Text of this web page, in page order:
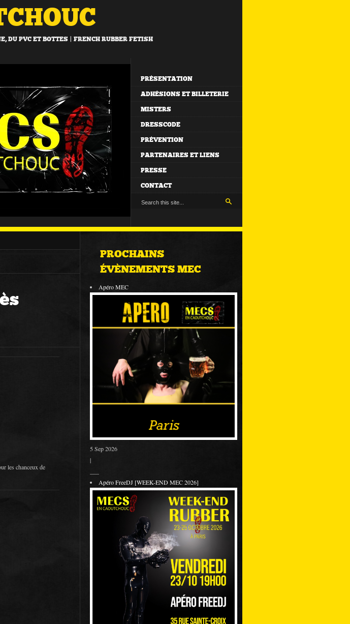
DU PVC ET BOTTES | FRENCH RUBBER FETISH
PRÉSENTATION
ADHÉSIONS ET BILLETERIE
MISTERS
DRESSCODE
PRÉVENTION
PARTENAIRES ET LIENS
PRESSE
CONTACT
les chanceux de
PROCHAINS
ÉVÈNEMENTS MEC
Apéro MEC
5 Sep 2026
|
Apéro FreeDJ [WEEK-END MEC 2026]